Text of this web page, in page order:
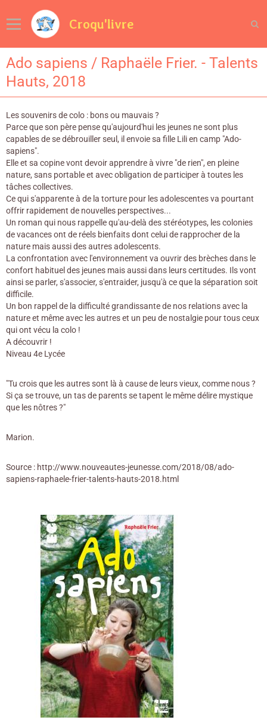
Croqu'livre
Ado sapiens / Raphaële Frier. - Talents
Hauts, 2018
Les souvenirs de colo : bons ou mauvais ?
Parce que son père pense qu'aujourd'hui les jeunes ne sont plus
capables de se débrouiller seul, il envoie sa fille Lili en camp "Ado-
sapiens".
Elle et sa copine vont devoir apprendre à vivre "de rien", en pleine
nature, sans portable et avec obligation de participer à toutes les
tâches collectives.
Ce qui s'apparente à de la torture pour les adolescentes va pourtant
offrir rapidement de nouvelles perspectives...
Un roman qui nous rappelle qu'au-delà des stéréotypes, les colonies
de vacances ont de réels bienfaits dont celui de rapprocher de la
nature mais aussi des autres adolescents.
La confrontation avec l'environnement va ouvrir des brèches dans le
confort habituel des jeunes mais aussi dans leurs certitudes. Ils vont
ainsi se parler, s'associer, s'entraider, jusqu'à ce que la séparation soit
difficile.
Un bon rappel de la difficulté grandissante de nos relations avec la
nature et même avec les autres et un peu de nostalgie pour tous ceux
qui ont vécu la colo !
A découvrir !
Niveau 4e Lycée
"Tu crois que les autres sont là à cause de leurs vieux, comme nous ?
Si ça se trouve, un tas de parents se tapent le même délire mystique
que les nôtres ?"
Marion.
Source : http://www.nouveautes-jeunesse.com/2018/08/ado-
sapiens-raphaele-frier-talents-hauts-2018.html